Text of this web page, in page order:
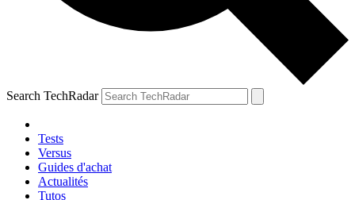
Search TechRadar
Tests
Versus
Guides d'achat
Actualités
Tutos